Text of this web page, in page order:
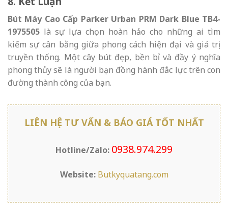
Bút Máy Cao Cấp Parker Urban PRM Dark Blue TB4-
1975505 là sự lựa chọn hoàn hảo cho những ai tìm
kiếm sự cân bằng giữa phong cách hiện đại và giá trị
truyền thống. Một cây bút đẹp, bền bỉ và đầy ý nghĩa
phong thủy sẽ là người bạn đồng hành đắc lực trên con
đường thành công của bạn.
LIÊN HỆ TƯ VẤN & BÁO GIÁ TỐT NHẤT
Hotline/Zalo: 0938.974.299
Website: Butkyquatang.com